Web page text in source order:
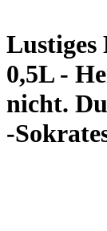
Lustiges
0,5L -
nicht.
-